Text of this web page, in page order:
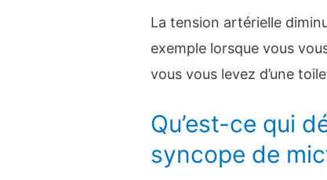
La tension artérielle
exemple lorsque vous
vous vous levez d’une
Qu’est-ce qui
syncope de